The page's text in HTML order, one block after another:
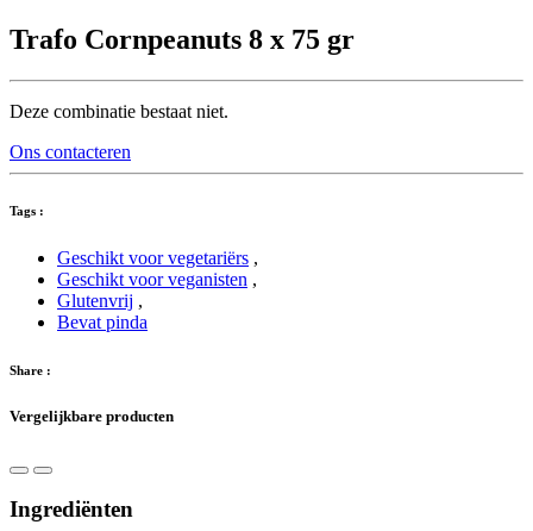
Trafo Cornpeanuts 8 x 75 gr
Deze combinatie bestaat niet.
Ons contacteren
Tags :
Geschikt voor vegetariërs ,
Geschikt voor veganisten ,
Glutenvrij ,
Bevat pinda
Share :
Vergelijkbare producten
Ingrediënten